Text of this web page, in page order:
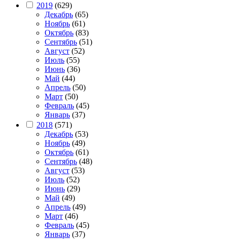
2019 (629)
Декабрь (65)
Ноябрь (61)
Октябрь (83)
Сентябрь (51)
Август (52)
Июль (55)
Июнь (36)
Май (44)
Апрель (50)
Март (50)
Февраль (45)
Январь (37)
2018 (571)
Декабрь (53)
Ноябрь (49)
Октябрь (61)
Сентябрь (48)
Август (53)
Июль (52)
Июнь (29)
Май (49)
Апрель (49)
Март (46)
Февраль (45)
Январь (37)